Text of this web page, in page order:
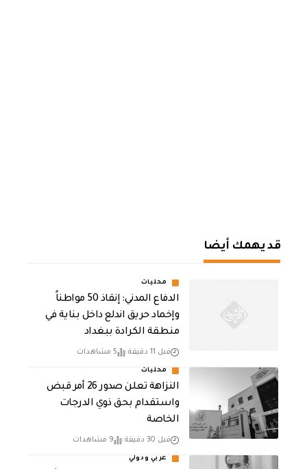
قد يهمك أيضا
محليات
الدفاع المدني: إنقاذ 50 مواطناً
وإخماد حريق اندلع داخل بناية في
منطقة الكرادة ببغداد
قبل 11 دقيقة 5 مشاهدات
محليات
النزاهة تعلن صدور 26 أمر قبض
واستقدام بحق ذوي الدرجات
الخاصة
قبل 30 دقيقة 9 مشاهدات
عربي ودولي